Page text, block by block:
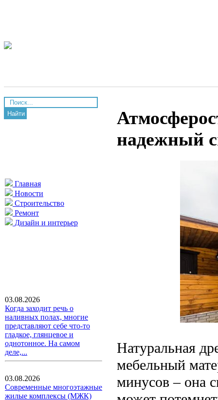
Найти
Главная
Новости
Строительство
Ремонт
Дизайн и интерьер
03.08.2026
Когда заходит речь о
наливных полах, многие
представляют себе что-то
гладкое, глянцевое и
однотонное. На самом
деле,...
03.08.2026
Современные многоэтажные
жилые комплексы (МЖК)
надежный
Натуральная
мебельный
минусов – она